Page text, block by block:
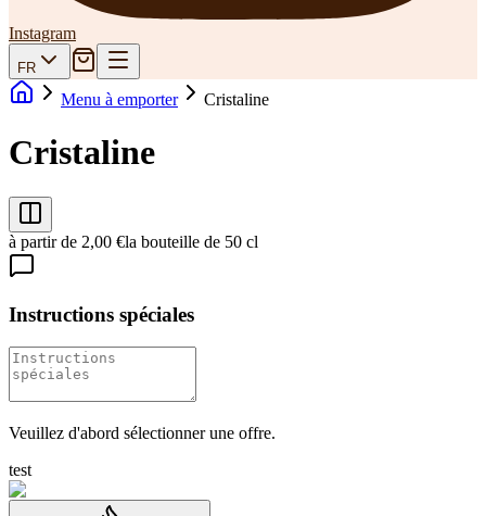
Instagram
FR
Menu à emporter Cristaline
Cristaline
à partir de 2,00 €la bouteille de 50 cl
Instructions spéciales
Veuillez d'abord sélectionner une offre.
test